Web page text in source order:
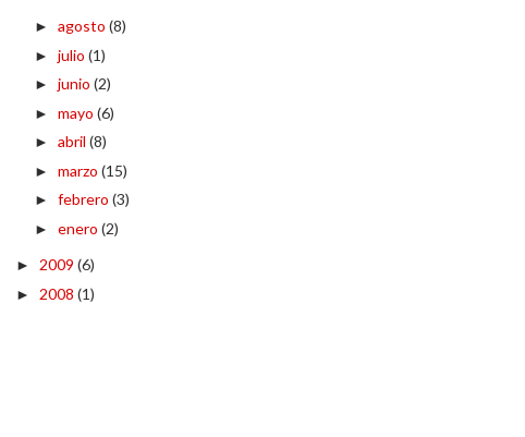
► agosto (8)
► julio (1)
► junio (2)
► mayo (6)
► abril (8)
► marzo (15)
► febrero (3)
► enero (2)
► 2009 (6)
► 2008 (1)